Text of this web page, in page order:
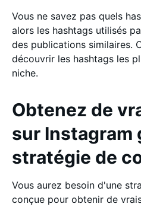
Vous ne savez pas quels
alors les hashtags utilisés
des publications similaires.
découvrir les hashtags les
niche.
Obtenez de
sur Instagram
stratégie de
Vous aurez besoin d'une
conçue pour obtenir de